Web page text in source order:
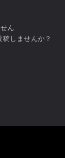
ん...
稿しませんか？